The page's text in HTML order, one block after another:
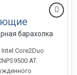
барахолка
Intel Core2Duo
AT.